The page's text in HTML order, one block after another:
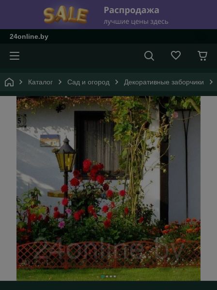
24online.by
Каталог Сад и огород Декоративные заборчики